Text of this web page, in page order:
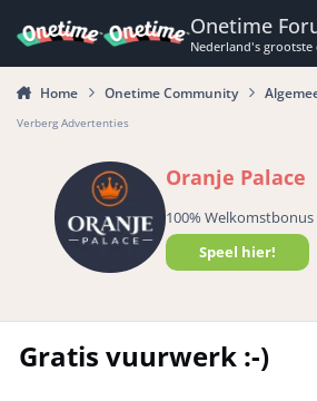
Onetime
Nederland's
Home Onetime Community
Verberg Advertenties
Oranje Palace
100% Welkomstbonus
Speel hier!
Gratis vuurwerk :-)